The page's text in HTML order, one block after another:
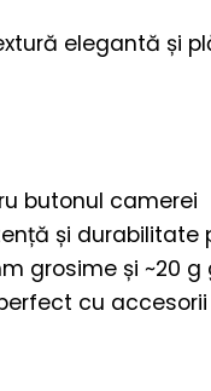
elegantă și
butonul camerei
și durabilitate
grosime și ~20
cu